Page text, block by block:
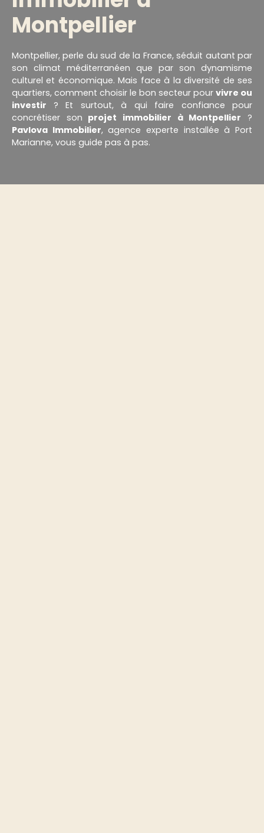
Montpellier
Montpellier, perle du sud de la France, séduit autant par
son climat méditerranéen que par son dynamisme
culturel et économique. Mais face à la diversité de ses
quartiers, comment choisir le bon secteur pour vivre ou
investir ? Et surtout, à qui faire confiance pour
concrétiser son projet immobilier à Montpellier ?
Pavlova Immobilier, agence experte installée à Port
Marianne, vous guide pas à pas.